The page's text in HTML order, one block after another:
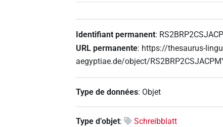
Identifiant permanent:
URL permanente: https://thesaurus-
aegyptiae.de/object/
Type de données: Objet
Type d’objet: Schreibblatt